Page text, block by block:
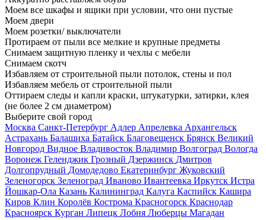
Моем все шкафы и ящики при условии, что они пустые
Моем двери
Моем розетки/ выключатели
Протираем от пыли все мелкие и крупные предметы
Снимаем защитную пленку и чехлы с мебели
Снимаем скотч
Избавляем от строительной пыли потолок, стены и пол
Избавляем мебель от строительной пыли
Оттираем следы и капли краски, штукатурки, затирки, клея
(не более 2 см диаметром)
Выберите свой город
Москва Санкт-Петербург Адлер Апрелевка Архангельск
Астрахань Балашиха Батайск Благовещенск Брянск Великий
Новгород Видное Владивосток Владимир Волгоград Вологда
Воронеж Геленджик Грозный Дзержинск Дмитров
Долгопрудный Домодедово Екатеринбург Жуковский
Зеленогорск Зеленоград Иваново Ивантеевка Иркутск Истра
Йошкар-Ола Казань Калининград Калуга Каспийск Кашира
Киров Клин Королёв Кострома Красногорск Краснодар
Красноярск Курган Липецк Лобня Люберцы Магадан